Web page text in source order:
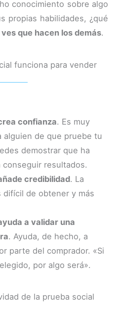
conocimiento sobre algo
propias habilidades, ¿qué
ves que hacen los demás.
funciona para vender
confianza. Es muy
alguien de que pruebe tu
demostrar que ha
conseguir resultados.
credibilidad. La
difícil de obtener y más
a validar una
. Ayuda, de hecho, a
parte del comprador. «Si
por algo será».
de la prueba social